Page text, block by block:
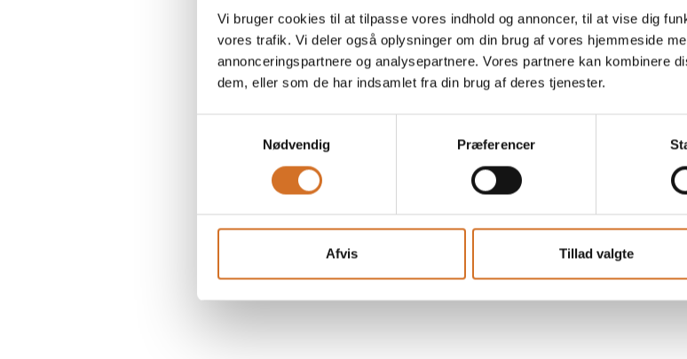
Vi bruger cookies til at tilpasse vores indhold og annoncer, til at vise dig
vores trafik. Vi deler også oplysninger om din brug af vores hjemmeside
annonceringspartnere og analysepartnere. Vores partnere kan kombinere
dem, eller som de har indsamlet fra din brug af deres tjenester.
Nødvendig
Præferencer
Afvis Tillad valgte